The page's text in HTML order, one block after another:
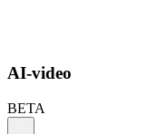
AI-video
BETA